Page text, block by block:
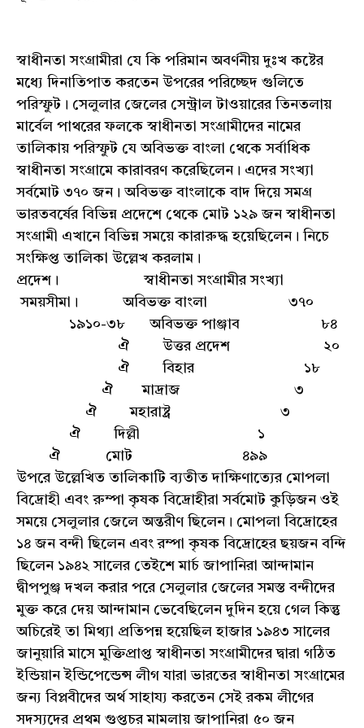
স্বাধীনতা সংগ্রামীরা যে কি পরিমান অবর্ণনীয় দুঃখ কষ্টের
মধ্যে দিনাতিপাত করতেন উপরের পরিচ্ছেদ গুলিতে
পরিস্ফুট। সেলুলার জেলের সেন্ট্রাল টাওয়ারের তিনতলায়
মার্বেল পাথরের ফলকে স্বাধীনতা সংগ্রামীদের নামের
তালিকায় পরিস্ফুট যে অবিভক্ত বাংলা থেকে সর্বাধিক
স্বাধীনতা সংগ্রামে কারাবরণ করেছিলেন। এদের সংখ্যা
সর্বমোট ৩৭০ জন। অবিভক্ত বাংলাকে বাদ দিয়ে সমগ্র
ভারতবর্ষের বিভিন্ন প্রদেশে থেকে মোট ১২৯ জন স্বাধীনতা
সংগ্রামী এখানে বিভিন্ন সময়ে কারারুদ্ধ হয়েছিলেন। নিচে
সংক্ষিপ্ত তালিকা উল্লেখ করলাম।
প্রদেশ। স্বাধীনতা সংগ্রামীর সংখ্যা
সময়সীমা। অবিভক্ত বাংলা ৩৭০
১৯১০-৩৮ অবিভক্ত পাঞ্জাব ৮৪
ঐ উত্তর প্রদেশ ২০
ঐ বিহার ১৮
ঐ মাদ্রাজ ৩
ঐ মহারাষ্ট্র ৩
ঐ দিল্লী ১
ঐ মোট ৪৯৯
উপরে উল্লেখিত তালিকাটি ব্যতীত দাক্ষিণাত্যের মোপলা
বিদ্রোহী এবং রুম্পা কৃষক বিদ্রোহীরা সর্বমোট কুড়িজন ওই
সময়ে সেলুলার জেলে অন্তরীণ ছিলেন। মোপলা বিদ্রোহের
১৪ জন বন্দী ছিলেন এবং রম্পা কৃষক বিদ্রোহের ছয়জন বন্দি
ছিলেন ১৯৪২ সালের তেইশে মার্চ জাপানিরা আন্দামান
দ্বীপপুঞ্জ দখল করার পরে সেলুলার জেলের সমস্ত বন্দীদের
মুক্ত করে দেয় আন্দামান ভেবেছিলেন দুদিন হয়ে গেল কিন্তু
অচিরেই তা মিথ্যা প্রতিপন্ন হয়েছিল হাজার ১৯৪৩ সালের
জানুয়ারি মাসে মুক্তিপ্রাপ্ত স্বাধীনতা সংগ্রামীদের দ্বারা গঠিত
ইন্ডিয়ান ইন্ডিপেন্ডেন্স লীগ যারা ভারতের স্বাধীনতা সংগ্রামের
জন্য বিপ্লবীদের অর্থ সাহায্য করতেন সেই রকম লীগের
সদস্যদের প্রথম গুপ্তচর মামলায় জাপানিরা ৫০ জন